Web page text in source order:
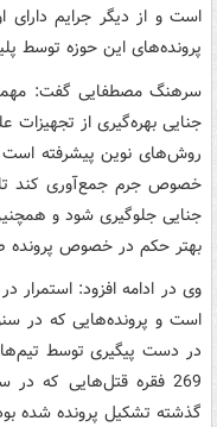
است و از دیگر جرایم
پرونده‌های این حوزه توسط
سرهنگ مصطفایی گفت:
جنایی بهره‌گیری از تجهیزات
روش‌های نوین پیشرفته است
خصوص جرم جمع‌آوری کند تا
جنایی جلوگیری شود و
بهتر حکم در خصوص پرونده
وی در ادامه افزود:
است و پرونده‌هایی که در
گذشته تشکیل پرونده شده